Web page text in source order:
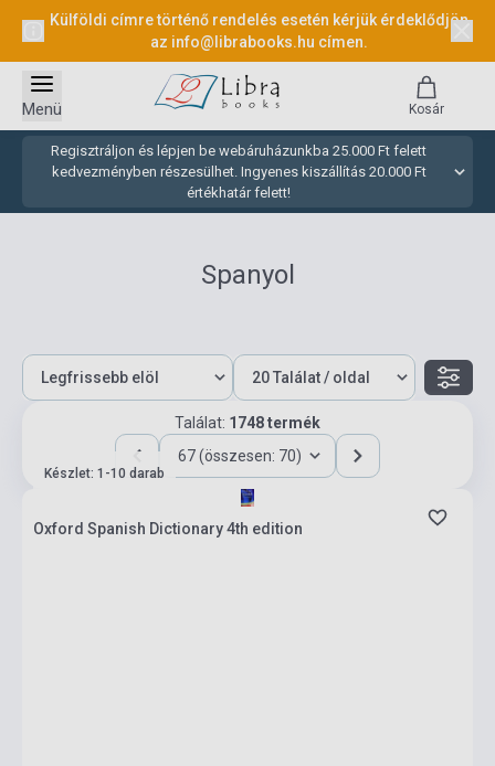
Külföldi címre történő rendelés esetén kérjük érdeklődjön
az info@librabooks.hu címen.
Regisztráljon és lépjen be webáruházunkba 25.000 Ft felett
kedvezményben részesülhet. Ingyenes kiszállítás 20.000 Ft
értékhatár felett!
Menü Kosár
Spanyol
Találat: 1748 termék
67 (összesen: 70)
Készlet: 1-10 darab
Oxford Spanish Dictionary 4th edition